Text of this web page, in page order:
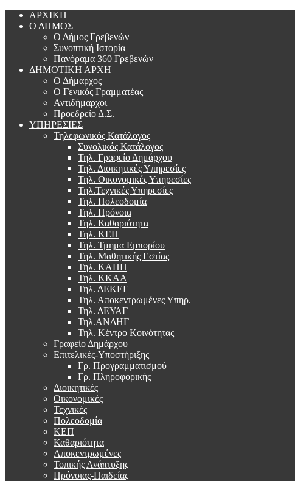
ΑΡΧΙΚΗ
Ο ΔΗΜΟΣ
Ο Δήμος Γρεβενών
Συνοπτική Ιστορία
Πανόραμα 360 Γρεβενών
ΔΗΜΟΤΙΚΗ ΑΡΧΗ
Ο Δήμαρχος
Ο Γενικός Γραμματέας
Αντιδήμαρχοι
Προεδρείο Δ.Σ.
ΥΠΗΡΕΣΙΕΣ
Τηλεφωνικός Κατάλογος
Συνολικός Κατάλογος
Τηλ. Γραφείο Δημάρχου
Τηλ. Διοικητικές Υπηρεσίες
Τηλ. Οικονομικές Υπηρεσίες
Τηλ.Τεχνικές Υπηρεσίες
Τηλ. Πολεοδομία
Τηλ. Πρόνοια
Τηλ. Καθαριότητα
Τηλ. ΚΕΠ
Τηλ. Τμημα Εμπορίου
Τηλ. Μαθητικής Εστίας
Τηλ. ΚΑΠΗ
Τηλ. ΚΚΑΑ
Τηλ. ΔΕΚΕΓ
Τηλ. Αποκεντρωμένες Υπηρ.
Τηλ. ΔΕΥΑΓ
Τηλ.ΑΝΔΗΓ
Τηλ. Κέντρο Κοινότητας
Γραφείο Δημάρχου
Επιτελικές-Υποστήριξης
Γρ. Προγραμματισμού
Γρ. Πληροφορικής
Διοικητικές
Οικονομικές
Τεχνικές
Πολεοδομία
ΚΕΠ
Καθαριότητα
Αποκεντρωμένες
Τοπικής Ανάπτυξης
Πρόνοιας-Παιδείας